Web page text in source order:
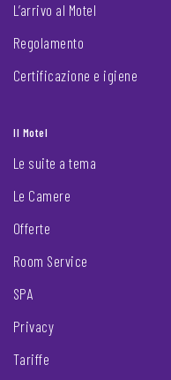
L’arrivo al Motel
Regolamento
Certificazione e igiene
Il Motel
Le suite a tema
Le Camere
Offerte
Room Service
SPA
Privacy
Tariffe